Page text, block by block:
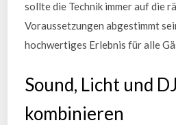
sollte die Technik immer auf die
Voraussetzungen abgestimmt
hochwertiges Erlebnis für alle
Sound, Licht und
kombinieren